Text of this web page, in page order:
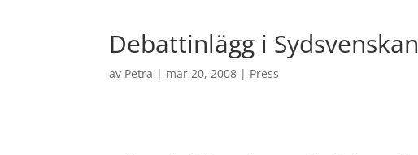
Debattinlägg i Sydsvenskan
av Petra | mar 20, 2008 | Press